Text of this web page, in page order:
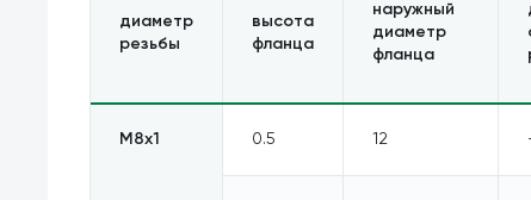
диаметр
резьбы
высота
фланца
наружный
диаметр
фланца
M8х1 0.5 12